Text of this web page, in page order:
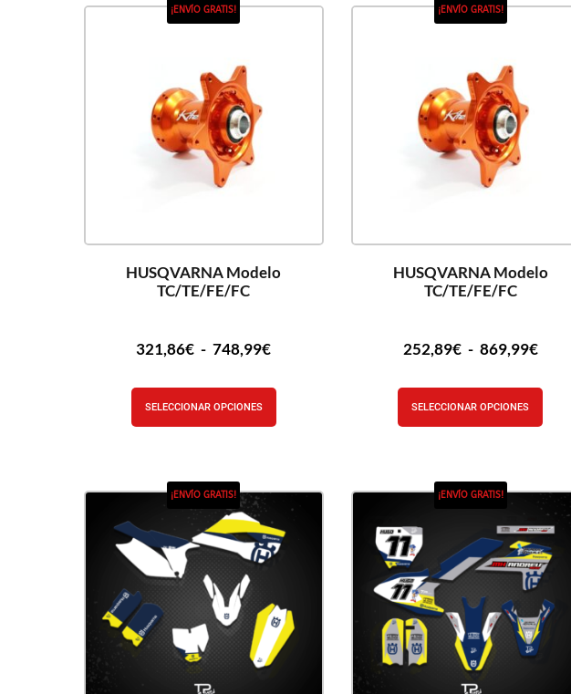
¡ENVÍO GRATIS!
HUSQVARNA Modelo
TC/TE/FE/FC
321,86€ - 748,99€
SELECCIONAR OPCIONES
¡ENVÍO GRATIS!
HUSQVARNA Modelo
TC/TE/FE/FC
252,89€ - 869,99€
SELECCIONAR OPCIONES
¡ENVÍO GRATIS! ¡ENVÍO GRATIS!